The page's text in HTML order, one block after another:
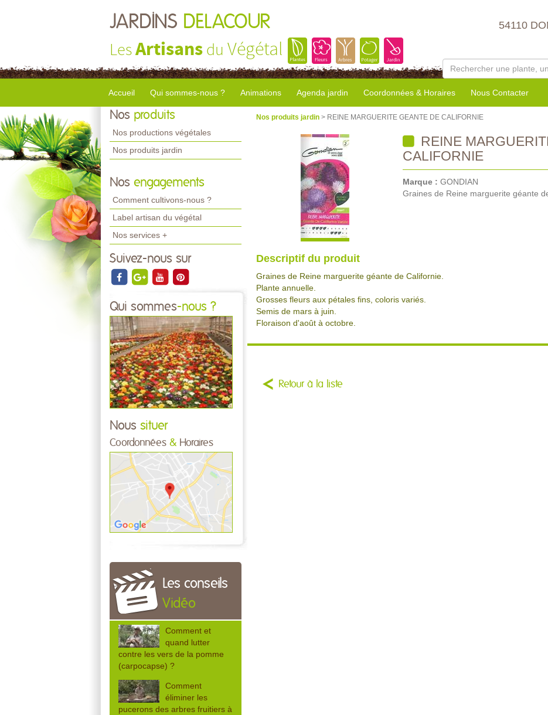
JARDINS DELACOUR
LesArtisans du Végétal
54110
Accueil Qui sommes-nous ? Animations Agenda jardin Coordonnées & Horaires Nous Contacter
Nos produits
Nos productions végétales
Nos produits jardin
Nos engagements
Comment cultivons-nous ?
Label artisan du végétal
Nos services +
Suivez-nous sur
Qui sommes-nous ?
Nous situer
Coordonnées & Horaires
Les conseils
Vidéo
Comment et
quand lutter
contre les vers de la pomme
(carpocapse) ?
Comment
éliminer les
pucerons des arbres fruitiers à
Nos produits jardin > REINE MARGUERITE GEANTE DE CALIFORNIE
REINE
CALIFORNIE
Marque : GONDIAN
Graines de Reine marguerite géante
Descriptif du produit
Graines de Reine marguerite géante de Californie.
Plante annuelle.
Grosses fleurs aux pétales fins, coloris variés.
Semis de mars à juin.
Floraison d'août à octobre.
Retour à la liste